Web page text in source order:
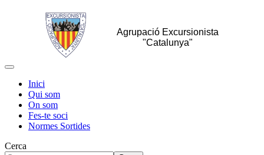
Agrupació Excursionista
"Catalunya"
Inici
Qui som
On som
Fes-te soci
Normes Sortides
Cerca